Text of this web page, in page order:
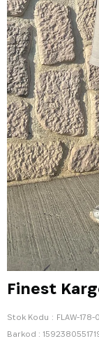
Finest
Stok Kodu
FLAW-
Barkod :